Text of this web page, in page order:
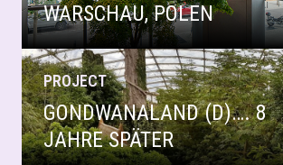
WARSCHAU, POLEN
PROJECT
GONDWANALAND (D)…. 8
JAHRE SPÄTER